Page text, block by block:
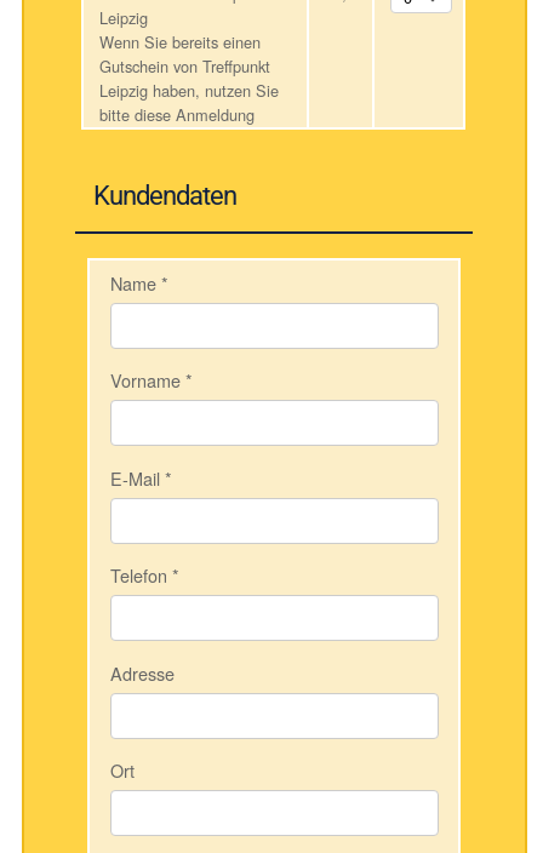
Leipzig
Wenn Sie bereits einen
Gutschein von Treffpunkt
Leipzig haben, nutzen Sie
bitte diese Anmeldung
Kundendaten
Name*
Vorname*
E-Mail*
Telefon *
Adresse
Ort